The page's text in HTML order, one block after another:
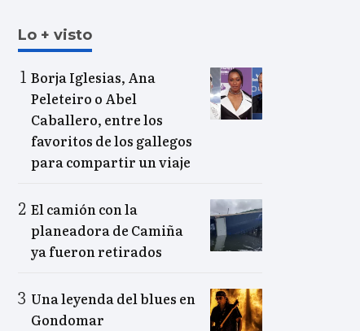
Lo + visto
Borja Iglesias, Ana
Peleteiro o Abel
Caballero, entre los
favoritos de los gallegos
para compartir un viaje
El camión con la
planeadora de Camiña
ya fueron retirados
Una leyenda del blues en
Gondomar